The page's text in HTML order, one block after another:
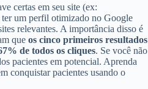
certas em seu site (ex:
um perfil otimizado no Google
relevantes. A importância disso é
que os cinco primeiros resultados
de todos os cliques. Se você não
pacientes em potencial. Aprenda
conquistar pacientes usando o